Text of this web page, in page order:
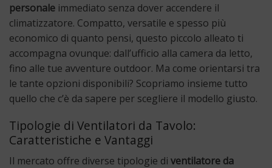
personale immediato senza dover accendere il
climatizzatore. Compatto, versatile e spesso più
economico di quanto pensi, questo piccolo alleato ti
accompagna ovunque: dall’ufficio alla camera da letto,
fino alle tue avventure outdoor. Ma come orientarsi tra
le tante opzioni disponibili? Scopriamo insieme tutto
quello che c’è da sapere per scegliere il modello giusto.
Tipologie di Ventilatori da Tavolo:
Caratteristiche e Vantaggi
Il mercato offre diverse tipologie di ventilatore da